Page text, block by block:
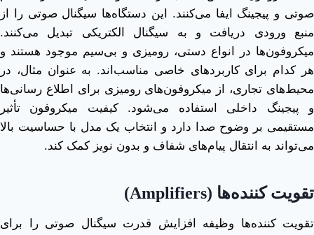
صوتی و پیجینگ ایفا می‌کنند. این دستگاه‌ها سیگنال صوتی را از
منبع ورودی دریافت و به سیگنال الکتریکی تبدیل می‌کنند.
میکروفون‌ها در انواع دستی، رومیزی و بی‌سیم موجود هستند و
هر کدام برای کاربردهای خاصی مناسب‌اند. به عنوان مثال، در
محیط‌های تجاری، از میکروفون‌های رومیزی برای اطلاع ‌رسانی‌ها
و پیجینگ داخلی استفاده می‌شود. کیفیت میکروفون تأثیر
مستقیمی بر وضوح صدا دارد و انتخاب یک مدل با حساسیت بالا
می‌تواند به انتقال پیام‌های شفاف و بدون نویز کمک کند.
تقویت ‌کننده‌ها (Amplifiers)
تقویت‌ کننده‌ها وظیفه افزایش قدرت سیگنال صوتی را برای